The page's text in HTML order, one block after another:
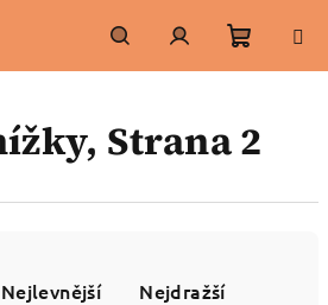
HledatPřihlášeníNákupní
košík
, Strana 2
Nejlevnější Nejdražší